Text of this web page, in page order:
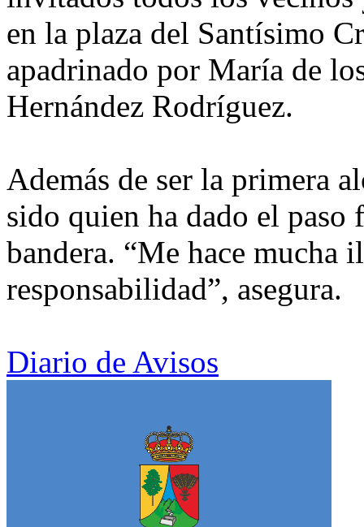
en la plaza del Santísimo
apadrinado por María de
Hernández Rodríguez.
Además de ser la primera
sido quien ha dado el paso
bandera. “Me hace mucha
responsabilidad”, asegura.
Diario de Avisos